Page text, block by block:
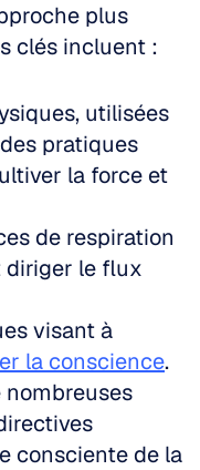
plus
clés incluent :
utilisées
pratiques
la force et
de respiration
diriger le flux
visant à
la conscience.
nombreuses
consciente de la